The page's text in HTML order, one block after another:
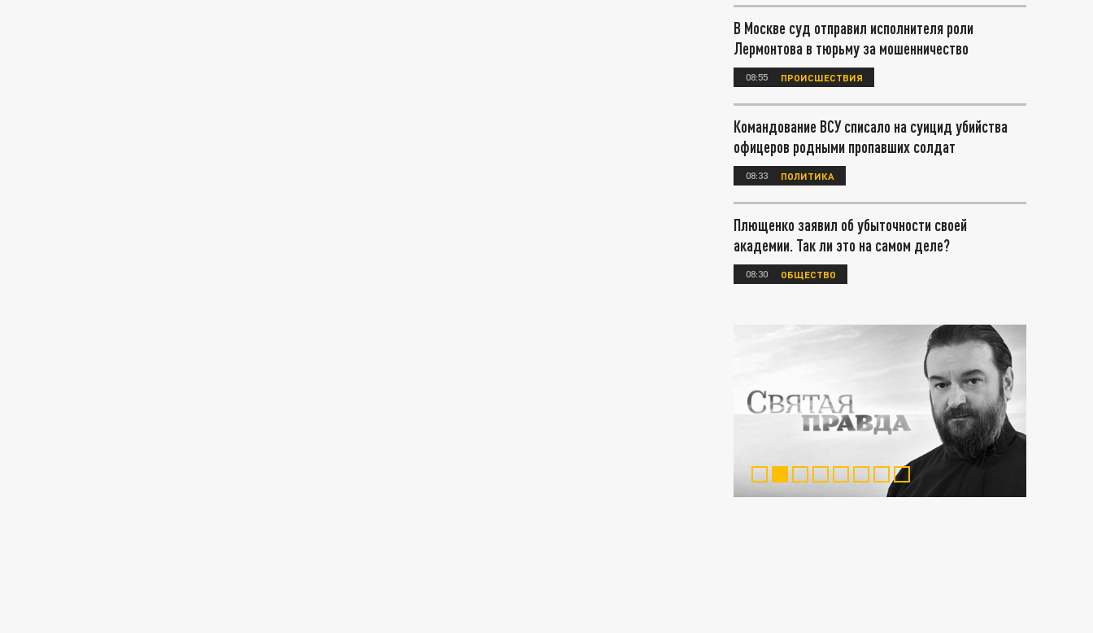
В Москве суд отправил исполнителя роли
Лермонтова в тюрьму за мошенничество
08:55 ПРОИСШЕСТВИЯ
Командование ВСУ списало на суицид убийства
офицеров родными пропавших солдат
08:33 ПОЛИТИКА
Плющенко заявил об убыточности своей
академии. Так ли это на самом деле?
08:30 ОБЩЕСТВО